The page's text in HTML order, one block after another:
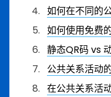
如何在不同的
如何使用免费
静态QR码 vs
公共关系活动
在公共关系活